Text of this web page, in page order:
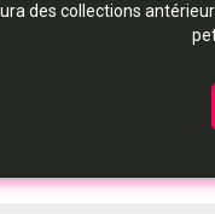
aura des collections